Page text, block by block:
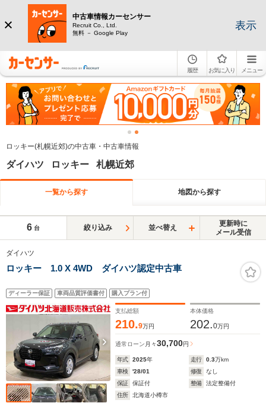
中古車情報カーセンサー
Recruit Co., Ltd.
無料 － Google Play
表示
履歴 お気に入り メニュー
ロッキー(札幌近郊)の中古車・中古車情報
ダイハツ ロッキー 札幌近郊
一覧から探す 地図から探す
6 台 絞り込み 並べ替え
更新時に
メール受信
ダイハツ
ロッキー 1.0 X 4WD ダイハツ認定中古車
ディーラー保証 車両品質評価書付 購入プラン付
支払総額
210.9万円
本体価格
202.0万円
通常ローン 月々30,700円
年式 2025年 走行 0.3万km
車検
'28/01 修復
なし
保証
保証付 整備
法定整備付
住所
北海道小樽市